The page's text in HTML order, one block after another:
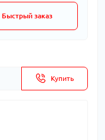
Быстрый заказ
Купить